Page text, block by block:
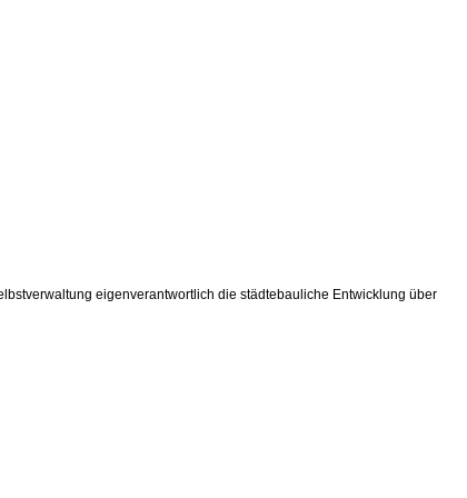
eigenverantwortlich die städtebauliche Entwicklung über